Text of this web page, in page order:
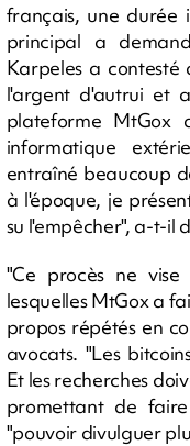
français, une durée
principal a
Karpeles a contesté
l'argent d'autrui et
plateforme MtGox
informatique
entraîné beaucoup
à l'époque, je
su l'empêcher", a-t-il
"Ce procès ne
lesquelles MtGox a
propos répétés en
avocats. "Les
Et les recherches
promettant de
"pouvoir divulguer